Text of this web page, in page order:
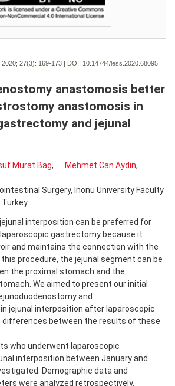
2020; 27(3): 169-173 | DOI: 10.14744/less.2020.68095
anastomosis better
anastomosis in
and jejunal
Murat Bag, Mehmet Can Aydın,
Surgery, Inonu University Faculty
jejunal interposition can be preferred for
gastrectomy because it
and maintains the connection with the
procedure, the jejunal segment can be
the proximal stomach and the
We aimed to present our initial
and
jejunal interposition after laparoscopic
between the results of these
who underwent laparoscopic
interposition between January and
Demographic data and
were analyzed retrospectively.